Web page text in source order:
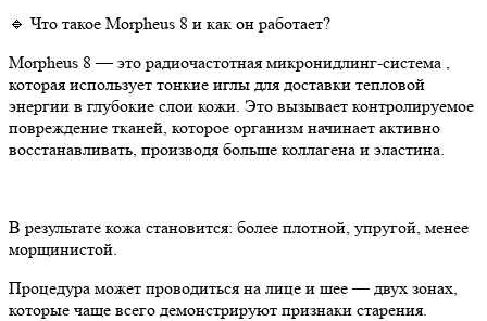
🔹 Что такое Morpheus 8 и как он работает?
Morpheus 8 — это радиочастотная микронидлинг-система ,
которая использует тонкие иглы для доставки тепловой
энергии в глубокие слои кожи. Это вызывает контролируемое
повреждение тканей, которое организм начинает активно
восстанавливать, производя больше коллагена и эластина.
В результате кожа становится: более плотной, упругой, менее
морщинистой.
Процедура может проводиться на лице и шее — двух зонах,
которые чаще всего демонстрируют признаки старения.